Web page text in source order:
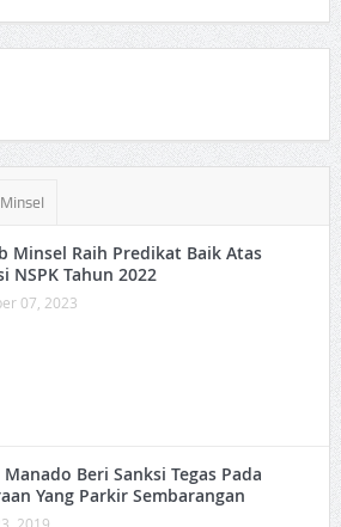
Minsel
Minsel Raih Predikat Baik Atas
NSPK Tahun 2022
07, 2023
Beri Sanksi Tegas Pada
Yang Parkir Sembarangan
2019